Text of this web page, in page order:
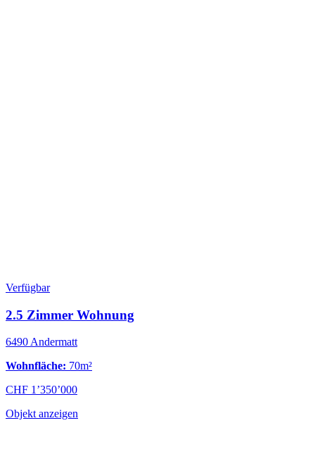
Verfügbar
2.5 Zimmer Wohnung
6490 Andermatt
Wohnfläche: 70m²
CHF 1’350’000
Objekt anzeigen